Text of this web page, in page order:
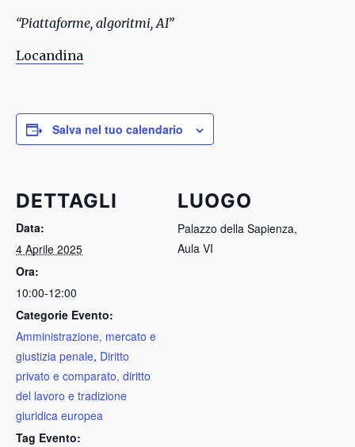
“Piattaforme, algoritmi, AI”
Locandina
Salva nel tuo calendario
DETTAGLI
Data:
4 Aprile 2025
Ora:
10:00-12:00
Categorie Evento:
Amministrazione, mercato e
giustizia penale, Diritto
privato e comparato, diritto
del lavoro e tradizione
giuridica europea
Tag Evento:
LUOGO
Palazzo della Sapienza,
Aula VI